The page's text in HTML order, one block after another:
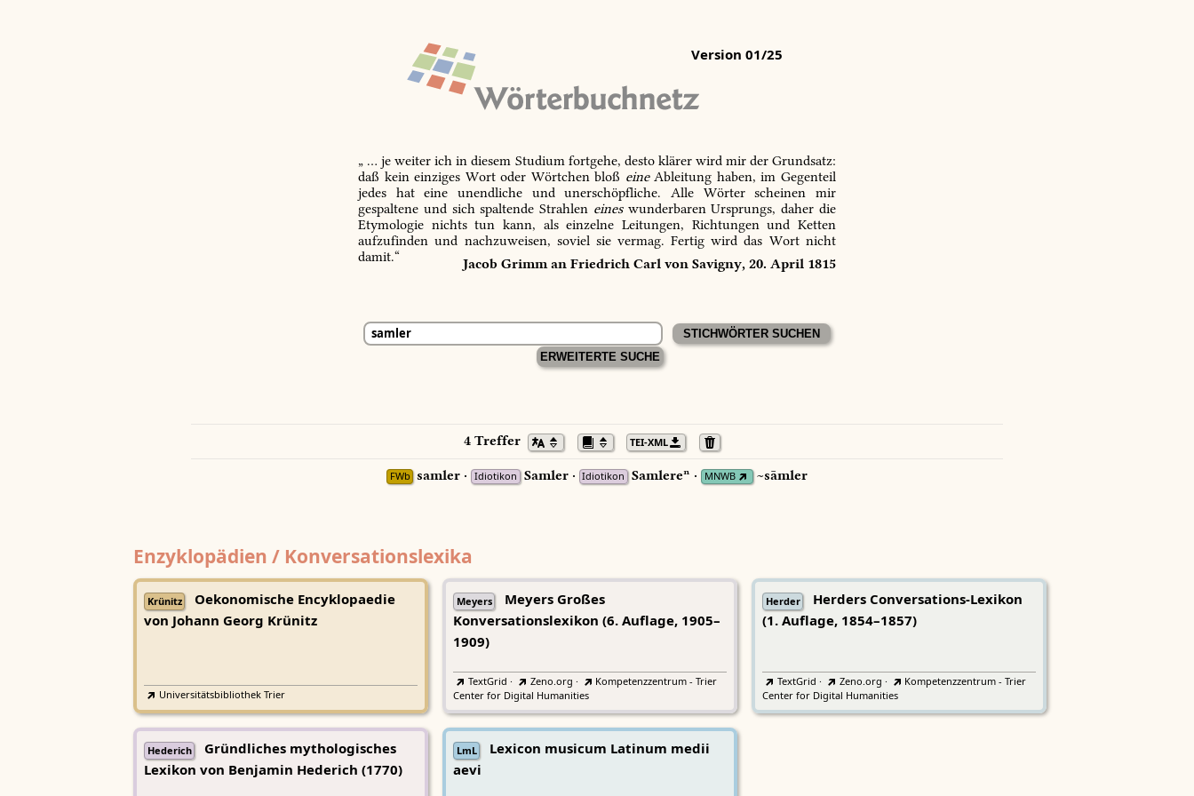
Version 01/25
„ … je weiter ich in diesem Studium fortgehe, desto klärer wird mir der Grundsatz:
daß kein einziges Wort oder Wörtchen bloß eineAbleitung haben, im Gegenteil
jedes hat eine unendliche und unerschöpfliche. Alle Wörter scheinen mir
gespaltene und sich spaltende Strahlen eineswunderbaren Ursprungs, daher die
Etymologie nichts tun kann, als einzelne Leitungen, Richtungen und Ketten
aufzufinden und nachzuweisen, soviel sie vermag. Fertig wird das Wort nicht
damit.“
Jacob Grimm an Friedrich Carl von Savigny, 20. April 1815
ERWEITERTE SUCHE
4 Treffer TEI-XML
FWb samler · Idiotikon Samler · Idiotikon Samlereⁿ · MNWB ~sāmler
Enzyklopädien / Konversationslexika
Krünitz
Oekonomische Encyklopaedie
von Johann Georg Krünitz
Universitätsbibliothek Trier
Meyers
Meyers Großes
Konversationslexikon (6. Auflage, 1905–
1909)
TextGrid · Zeno.org ·
Kompetenzzentrum - Trier
Center for Digital Humanities
Herder
Herders Conversations-Lexikon
(1. Auflage, 1854–1857)
TextGrid · Zeno.org ·
Kompetenzzentrum - Trier
Center for Digital Humanities
Hederich
Gründliches mythologisches
Lexikon von Benjamin Hederich (1770)
LmL
Lexicon musicum Latinum medii
aevi